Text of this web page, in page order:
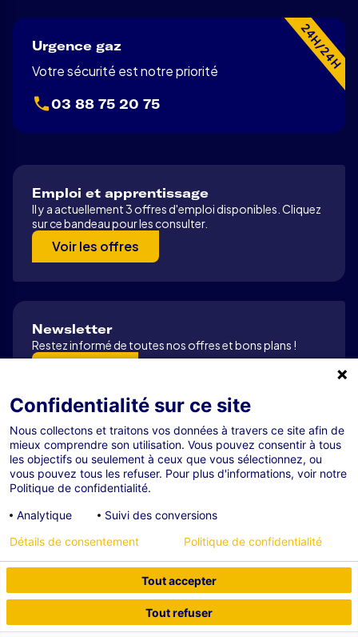
24H/24H
Urgence gaz
Votre sécurité est notre priorité
03 88 75 20 75
Emploi et apprentissage
Il y a actuellement 3 offres d'emploi disponibles. Cliquez
sur ce bandeau pour les consulter.
Voir les offres
Newsletter
Restez informé de toutes nos offres et bons plans !
Tous droits réservés R-GDS 2026
Mentions légales
Confidentialité
Gestion des cookies
Conception Agence Adeliom
Confidentialité sur ce site
Nous collectons et traitons vos données à travers ce site afin de
mieux comprendre son utilisation. Vous pouvez consentir à tous
les objectifs ou seulement à ceux que vous sélectionnez, ou
vous pouvez tous les refuser. Pour plus d'informations, voir notre
Politique de confidentialité.
Analytique
Suivi des conversions
Tout accepter
Tout refuser
Détails de consentement Politique de confidentialité